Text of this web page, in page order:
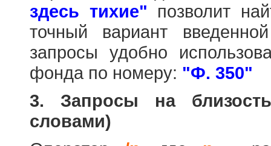
здесь тихие" позволит
точный вариант
запросы удобно
фонда по номеру: "Ф. 350"
3. Запросы на
словами)